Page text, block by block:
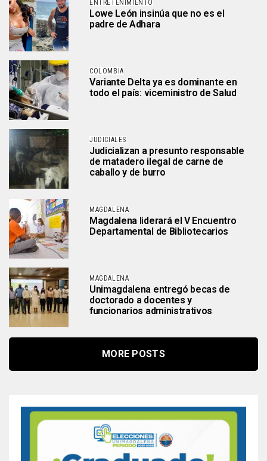
ENTRETENIMIENTO
Lowe León insinúa que no es el
padre de Adhara
COLOMBIA
Variante Delta ya es dominante en
todo el país: viceministro de Salud
JUDICIALES
Judicializan a presunto responsable
de matadero ilegal de carne de
caballo y de burro
MAGDALENA
Magdalena liderará el V Encuentro
Departamental de Bibliotecarios
MAGDALENA
Unimagdalena entregó becas de
doctorado a docentes y
funcionarios administrativos
MORE POSTS